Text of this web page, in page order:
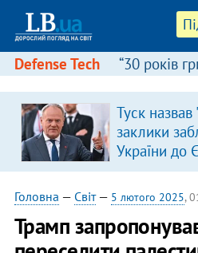
Defense Tech “30 років
Туск назвав
заклики
України до
припинити
риторику
Головна — Світ— 5 лютого 2025,
Трамп